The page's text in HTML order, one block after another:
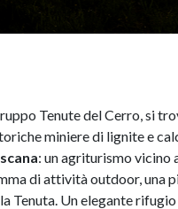
Tenute del Cerro, si
miniere di lignite e
: un agriturismo vicino
di attività outdoor, una
Tenuta. Un elegante